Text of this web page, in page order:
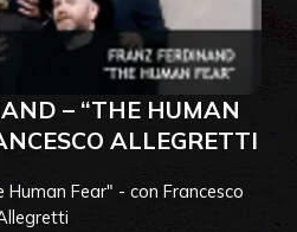
– “THE HUMAN
ALLEGRETTI
Fear" - con Francesco